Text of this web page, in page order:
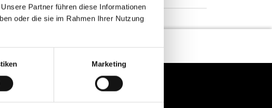
Partner führen diese Informationen
oder die sie im Rahmen Ihrer Nutzung
Marketing